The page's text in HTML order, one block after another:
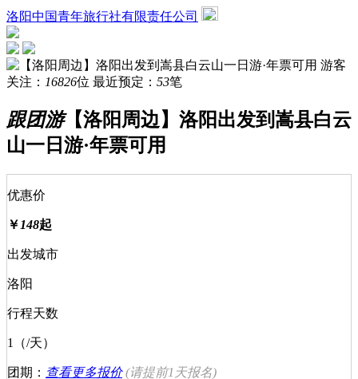
洛阳中国青年旅行社有限责任公司
游客
关注： 16826位 最近预定： 53笔
跟团游【洛阳周边】洛阳出发到嵩县白云
山一日游·年票可用
优惠价
￥ 148起
出发城市
洛阳
行程天数
1（/天）
团期： 查看更多报价 (请提前1天报名)